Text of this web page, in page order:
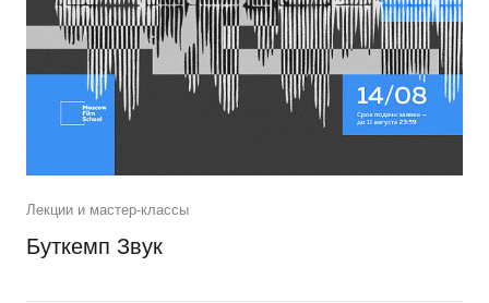
Лекции и мастер-классы
Буткемп Звук